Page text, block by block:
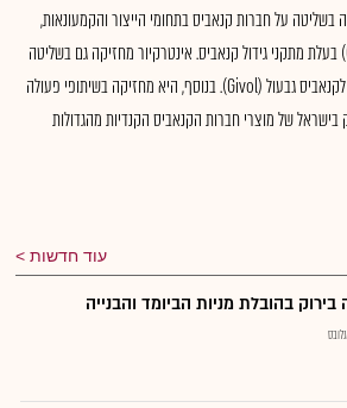
בשליטה על חברות קנאביס בתחומי הייצור והקמעונאות,
בראשן חברת קנדוק (Canndoc) בעלת מתקני גידול קנאביס. אינטרקיור מחזיקה גם בשליטה
על רשת בתי המרקחת היעודיים לקנאביס גבעול (Givol). בנוסף, היא מחזיקה בשיתופי פעולה
בישראל של מוצרי חברות הקנאביס הקנדיות מהגדולות
עוד חדשות
בהובלת מניות הביומד והבנייה